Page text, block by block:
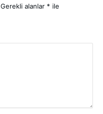
Gerekli alanlar * ile